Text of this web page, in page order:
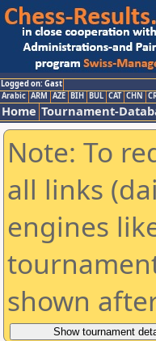
Logged on: Gast
Arabic ARM AZE BIH BUL CAT CHN
Home Tournament-
Note: To
all links
engines
shown